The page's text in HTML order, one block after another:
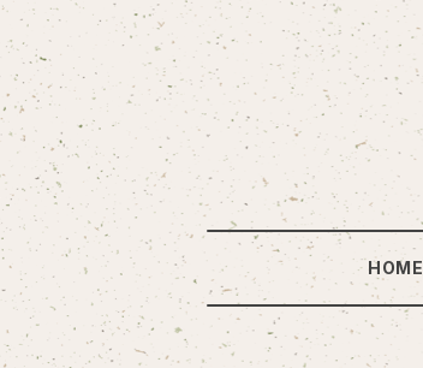
HOME